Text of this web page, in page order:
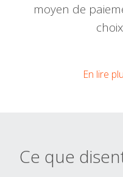
moyen de
choix
En lire
Ce que